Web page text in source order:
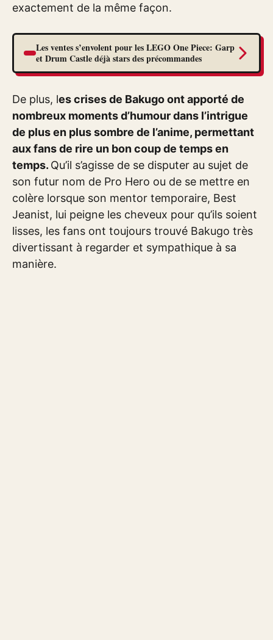
exactement de la même façon.
Les ventes s’envolent pour les LEGO One Piece: Garp
et Drum Castle déjà stars des précommandes
De plus, les crises de Bakugo ont apporté de
nombreux moments d’humour dans l’intrigue
de plus en plus sombre de l’anime, permettant
aux fans de rire un bon coup de temps en
temps. Qu’il s’agisse de se disputer au sujet de
son futur nom de Pro Hero ou de se mettre en
colère lorsque son mentor temporaire, Best
Jeanist, lui peigne les cheveux pour qu’ils soient
lisses, les fans ont toujours trouvé Bakugo très
divertissant à regarder et sympathique à sa
manière.